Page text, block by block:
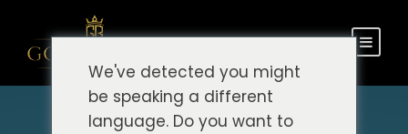
We've detected you might
be speaking a different
language. Do you want to